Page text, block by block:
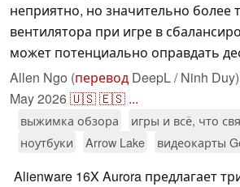
неприятно, но значительно более
вентилятора при игре в
может потенциально оправдать
Allen Ngo (перевод DeepL / Ninh
May 2026🇺🇸🇪🇸 ...
выжимка обзора
игры и всё, что
ноутбуки
Arrow Lake видеокарты
Alienware 16X Aurora предлагает